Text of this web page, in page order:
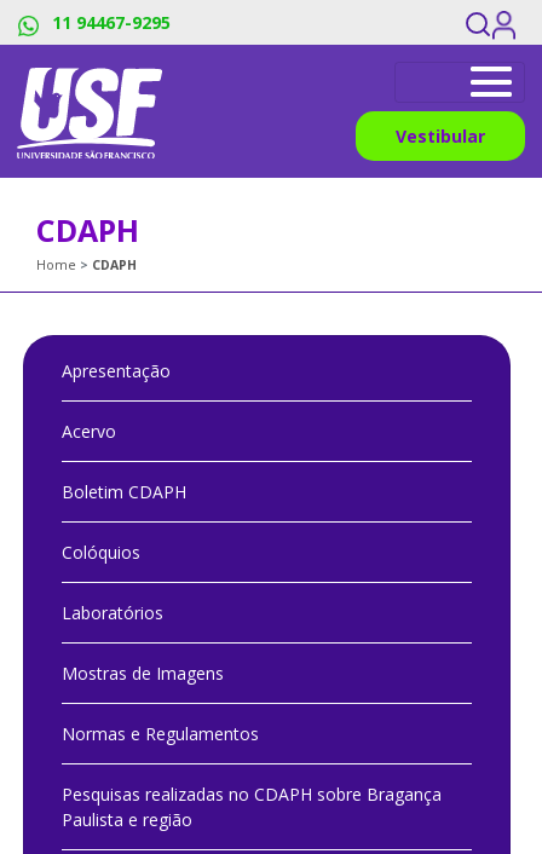
11 94467-9295
Vestibular
CDAPH
Home CDAPH
Apresentação
Acervo
Boletim CDAPH
Colóquios
Laboratórios
Mostras de Imagens
Normas e Regulamentos
Pesquisas realizadas no CDAPH sobre Bragança
Paulista e região